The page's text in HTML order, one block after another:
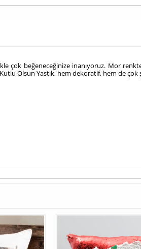
çok beğeneceğinize inanıyoruz. Mor
Olsun Yastık, hem dekoratif, hem de çok